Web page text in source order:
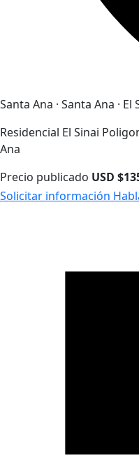
Santa Ana · Santa Ana · El
Residencial El Sinai
Ana
Precio publicado USD
Solicitar información